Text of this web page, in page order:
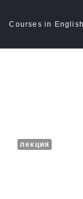
Courses in English
лекция